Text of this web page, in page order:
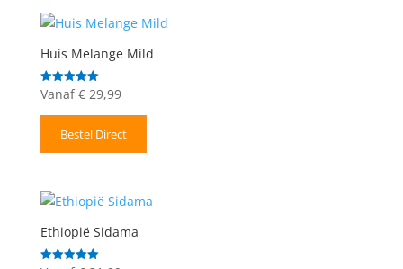
Huis Melange Mild
Gewaardeerd
5.00
uit 5
Vanaf €29,99
Bestel Direct
Ethiopië Sidama